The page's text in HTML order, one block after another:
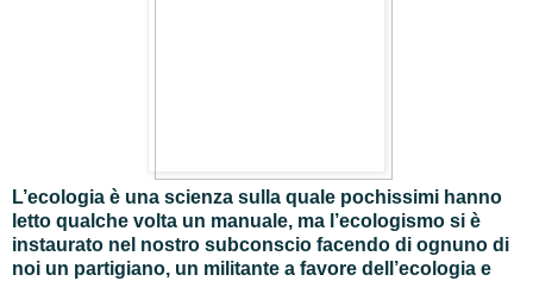
L’ecologia è una scienza sulla quale pochissimi hanno
letto qualche volta un manuale, ma l’ecologismo si è
instaurato nel nostro subconscio facendo di ognuno di
noi un partigiano, un militante a favore dell’ecologia e